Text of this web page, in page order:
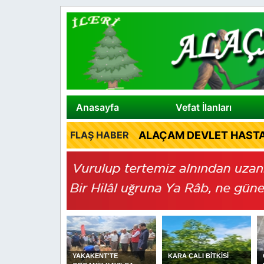
Anasayfa Vefat İlanları
FLAŞ HABER ALAÇAM DEVLET
YAKAKENT'TE
KARA ÇALI BİTKİSİ